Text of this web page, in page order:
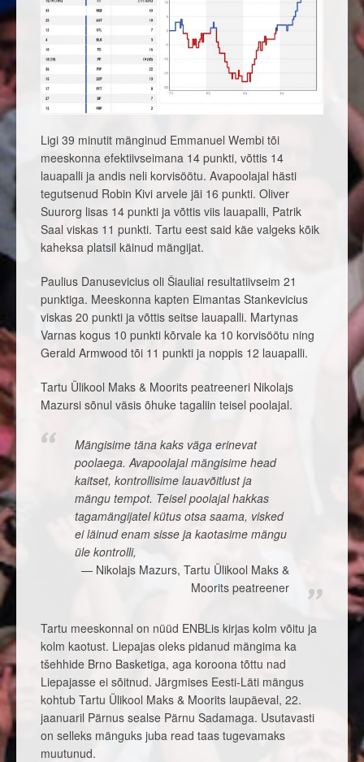
Ligi 39 minutit mänginud Emmanuel Wembi tõi
meeskonna efektiivseimana 14 punkti, võttis 14
lauapalli ja andis neli korvisöötu. Avapoolajal hästi
tegutsenud Robin Kivi arvele jäi 16 punkti. Oliver
Suurorg lisas 14 punkti ja võttis viis lauapalli, Patrik
Saal viskas 11 punkti. Tartu eest said käe valgeks kõik
kaheksa platsil käinud mängijat.
Paulius Danusevicius oli Šiauliai resultatiivseim 21
punktiga. Meeskonna kapten Eimantas Stankevicius
viskas 20 punkti ja võttis seitse lauapalli. Martynas
Varnas kogus 10 punkti kõrvale ka 10 korvisöötu ning
Gerald Armwood tõi 11 punkti ja noppis 12 lauapalli.
Tartu Ülikool Maks & Moorits peatreeneri Nikolajs
Mazursi sõnul väsis õhuke tagaliin teisel poolajal.
Mängisime täna kaks väga erinevat
poolaega. Avapoolajal mängisime head
kaitset, kontrollisime lauavõitlust ja
mängu tempot. Teisel poolajal hakkas
tagamängijatel kütus otsa saama, visked
ei läinud enam sisse ja kaotasime mängu
üle kontrolli,
Nikolajs Mazurs, Tartu Ülikool Maks &
Moorits peatreener
Tartu meeskonnal on nüüd ENBLis kirjas kolm võitu ja
kolm kaotust. Liepajas oleks pidanud mängima ka
tšehhide Brno Basketiga, aga koroona tõttu nad
Liepajasse ei sõitnud. Järgmises Eesti-Läti mängus
kohtub Tartu Ülikool Maks & Moorits laupäeval, 22.
jaanuaril Pärnus sealse Pärnu Sadamaga. Usutavasti
on selleks mänguks juba read taas tugevamaks
muutunud.